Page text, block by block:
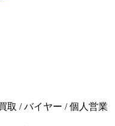
取 / バイヤー / 個人営業